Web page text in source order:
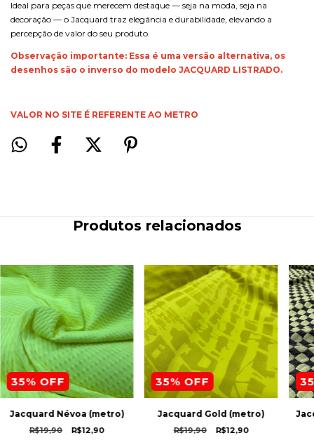
Ideal para peças que merecem destaque — seja na moda, seja na
decoração — o Jacquard traz elegância e durabilidade, elevando a
percepção de valor do seu produto.
Observação importante: Essa é uma versão alternativa, os
desenhos são o inverso do modelo JACQUARD LISTRADO.
VALOR NO SITE É REFERENTE AO METRO
Produtos relacionados
35% OFF
Jacquard Névoa (metro)
R$19,90 R$12,90
35% OFF
Jacquard Gold (metro)
R$19,90 R$12,90
35